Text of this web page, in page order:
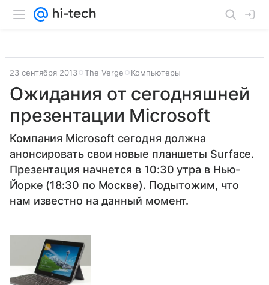
23 сентября 2013 The Verge Компьютеры
Ожидания от сегодняшней
презентации Microsoft
Компания Microsoft сегодня должна
анонсировать свои новые планшеты Surface.
Презентация начнется в 10:30 утра в Нью-
Йорке (18:30 по Москве). Подытожим, что
нам известно на данный момент.